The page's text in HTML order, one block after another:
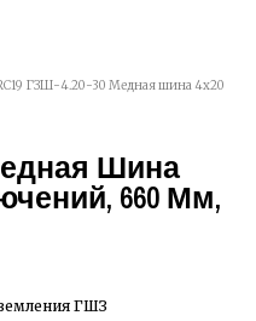
ГЗШ-4.20-30 Медная шина 4х20
Шина
660 Мм,
ГШЗ